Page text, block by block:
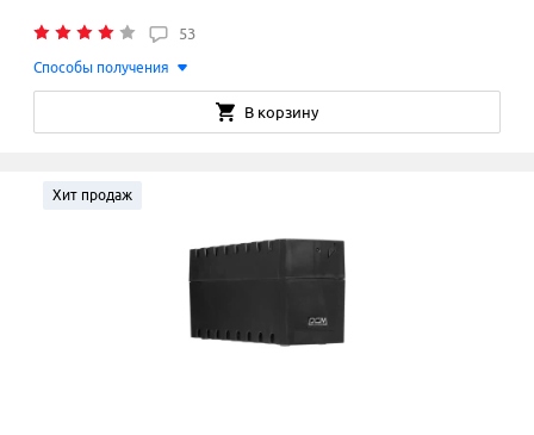
53
Способы получения
В корзину
Хит продаж